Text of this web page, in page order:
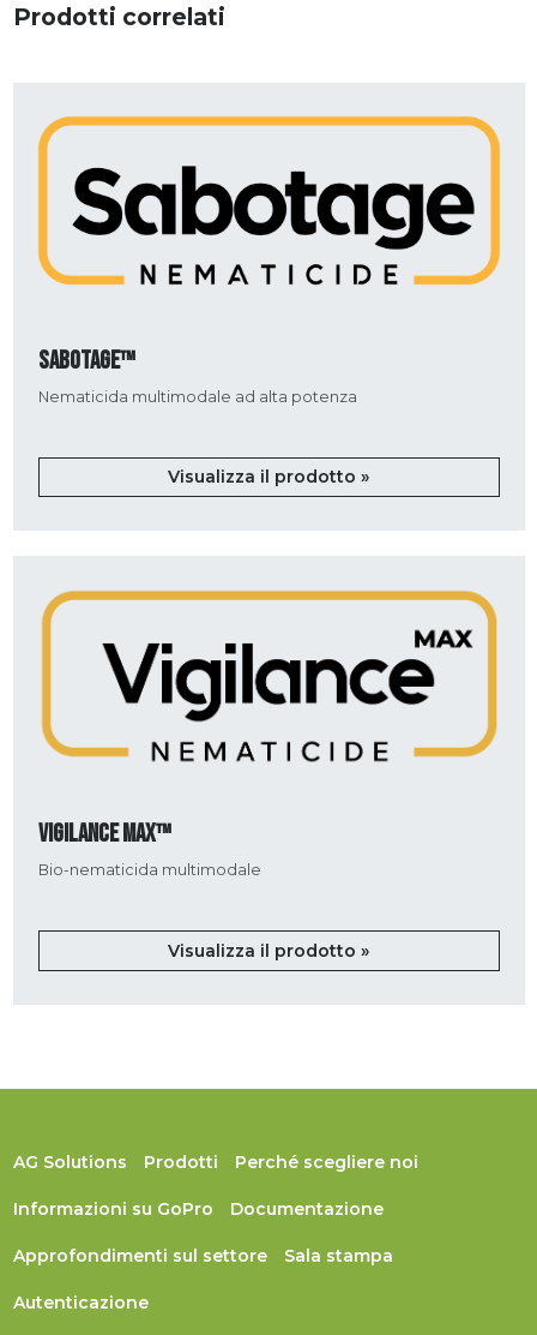
Prodotti correlati
SABOTAGE™
Nematicida multimodale ad alta potenza
Visualizza il prodotto »
VIGILANCE MAX™
Bio-nematicida multimodale
Visualizza il prodotto »
AG Solutions Prodotti Perché scegliere noi
Informazioni su GoPro Documentazione
Approfondimenti sul settore Sala stampa
Autenticazione